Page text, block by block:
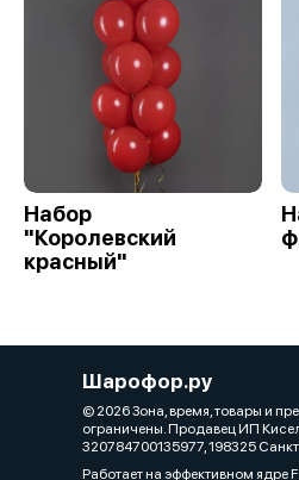
Набор
"Королевский
красный"
Шарофор.ру
© 2026 Зона, время, товары и
ограничены. Продавец ИП
320784700135977, 198325
Работает на эффективном ядре